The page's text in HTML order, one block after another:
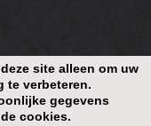
site alleen om uw
te verbeteren.
gegevens
cookies.